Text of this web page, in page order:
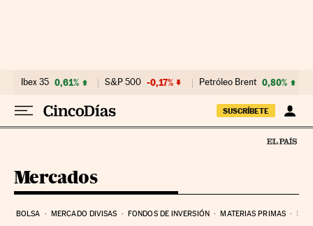
Ibex 35 0,61% S&P 500 -0,17% Petróleo Brent 0,80%
SUSCRÍBETE
Mercados
BOLSA MERCADO DIVISAS FONDOS DE INVERSIÓN MATERIAS PRIMAS